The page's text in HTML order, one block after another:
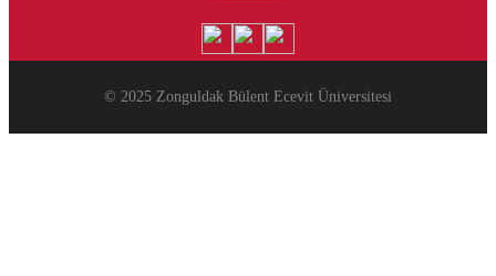
© 2025 Zonguldak Bülent Ecevit Üniversitesi